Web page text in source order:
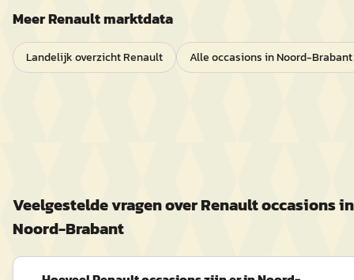
MeerRenaultmarktdata
Landelijk overzichtRenault Alle occasions inNoord-Brabant
Veelgestelde vragen overRenaultoccasions in
Noord-Brabant